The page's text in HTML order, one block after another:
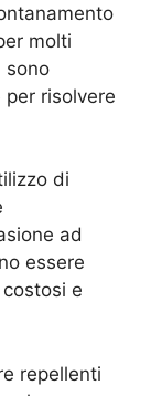
molti
sono
risolvere
di
ad
essere
e
repellenti